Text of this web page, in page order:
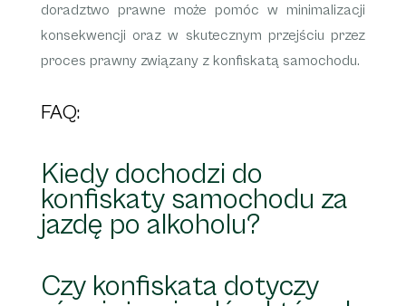
doradztwo prawne może pomóc w minimalizacji
konsekwencji oraz w skutecznym przejściu przez
proces prawny związany z konfiskatą samochodu.
FAQ:
Kiedy dochodzi do
konfiskaty samochodu za
jazdę po alkoholu?
Czy konfiskata dotyczy